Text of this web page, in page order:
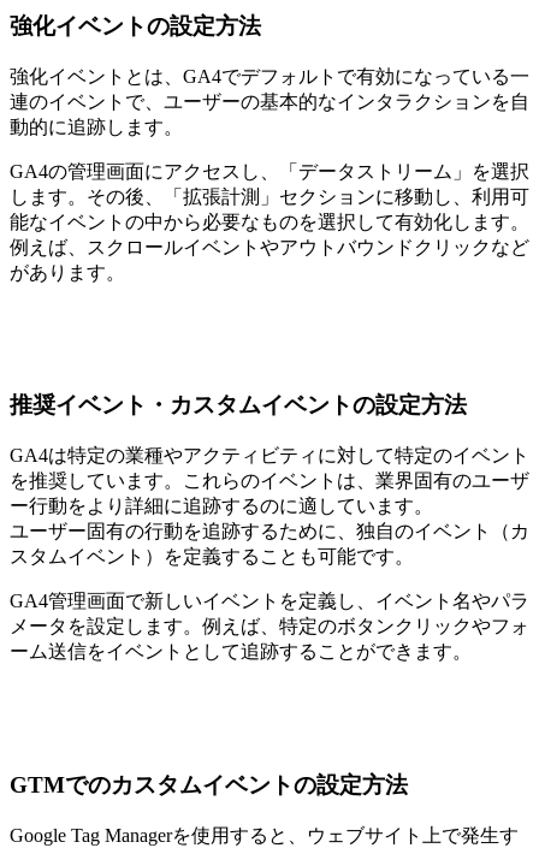
強化イベントの設定方法
強化イベントとは、GA4でデフォルトで有効になっている一
連のイベントで、ユーザーの基本的なインタラクションを自
動的に追跡します。
GA4の管理画面にアクセスし、「データストリーム」を選択
します。その後、「拡張計測」セクションに移動し、利用可
能なイベントの中から必要なものを選択して有効化します。
例えば、スクロールイベントやアウトバウンドクリックなど
があります。
推奨イベント・カスタムイベントの設定方法
GA4は特定の業種やアクティビティに対して特定のイベント
を推奨しています。これらのイベントは、業界固有のユーザ
ー行動をより詳細に追跡するのに適しています。
ユーザー固有の行動を追跡するために、独自のイベント（カ
スタムイベント）を定義することも可能です。
GA4管理画面で新しいイベントを定義し、イベント名やパラ
メータを設定します。例えば、特定のボタンクリックやフォ
ーム送信をイベントとして追跡することができます。
GTMでのカスタムイベントの設定方法
Google Tag Managerを使用すると、ウェブサイト上で発生す